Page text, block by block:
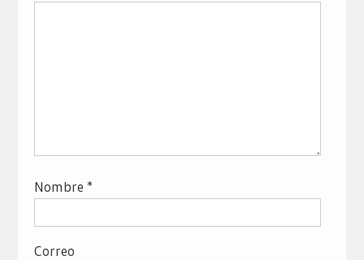
Nombre *
Correo